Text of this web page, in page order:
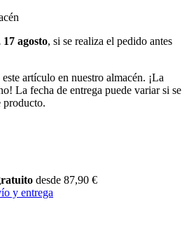
agosto, si se realiza el pedido antes
artículo en nuestro almacén. ¡La
La fecha de entrega puede variar si se
producto.
desde 87,90 €
y entrega